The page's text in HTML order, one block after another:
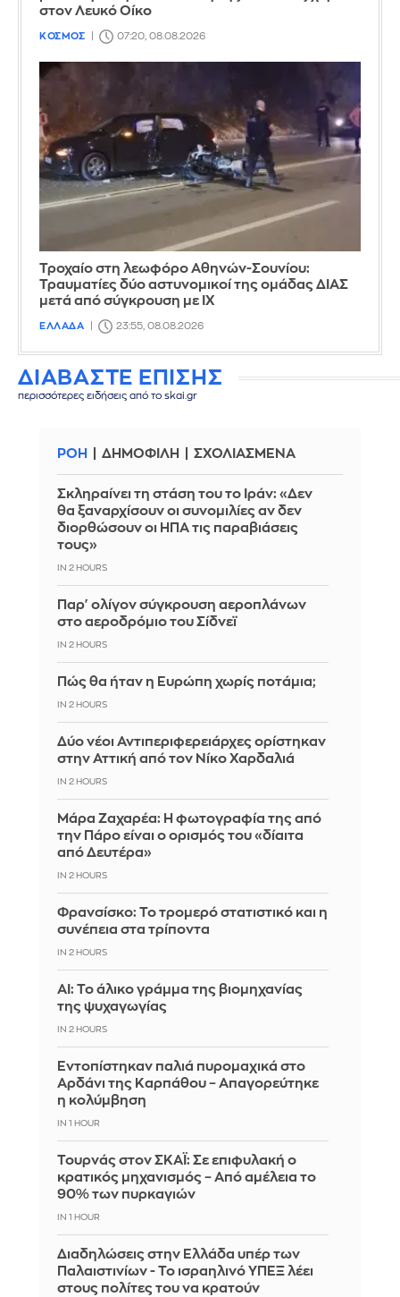
στον Λευκό Οίκο
ΚΟΣΜΟΣ 07:20, 08.08.2026
Τροχαίο στη λεωφόρο Αθηνών-Σουνίου:
Τραυματίες δύο αστυνομικοί της ομάδας ΔΙΑΣ
μετά από σύγκρουση με ΙΧ
ΕΛΛΑΔΑ 23:55, 08.08.2026
ΔΙΑΒΑΣΤΕ ΕΠΙΣΗΣ
περισσότερες ειδήσεις από το skai.gr
ΡΟΗ ΔΗΜΟΦΙΛΗ ΣΧΟΛΙΑΣΜΕΝΑ
Σκληραίνει τη στάση του το Ιράν: «Δεν
θα ξαναρχίσουν οι συνομιλίες αν δεν
διορθώσουν οι ΗΠΑ τις παραβιάσεις
τους»
IN 2 HOURS
Παρ' ολίγον σύγκρουση αεροπλάνων
στο αεροδρόμιο του Σίδνεϊ
IN 2 HOURS
Πώς θα ήταν η Ευρώπη χωρίς ποτάμια;
IN 2 HOURS
Δύο νέοι Αντιπεριφερειάρχες ορίστηκαν
στην Αττική από τον Νίκο Χαρδαλιά
IN 2 HOURS
Μάρα Ζαχαρέα: Η φωτογραφία της από
την Πάρο είναι ο ορισμός του «δίαιτα
από Δευτέρα»
IN 2 HOURS
Φρανσίσκο: Το τρομερό στατιστικό και η
συνέπεια στα τρίποντα
IN 2 HOURS
AI: Το άλικο γράμμα της βιομηχανίας
της ψυχαγωγίας
IN 2 HOURS
Εντοπίστηκαν παλιά πυρομαχικά στο
Αρδάνι της Καρπάθου – Απαγορεύτηκε
η κολύμβηση
IN 1 HOUR
Τουρνάς στον ΣΚΑΪ: Σε επιφυλακή ο
κρατικός μηχανισμός – Από αμέλεια το
90% των πυρκαγιών
IN 1 HOUR
Διαδηλώσεις στην Ελλάδα υπέρ των
Παλαιστινίων - Το ισραηλινό ΥΠΕΞ λέει
στους πολίτες του να κρατούν